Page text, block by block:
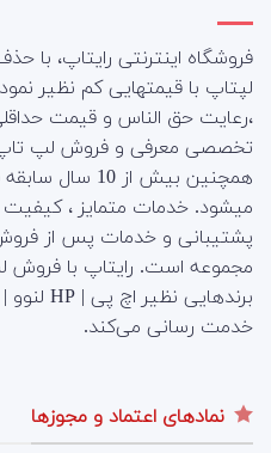
فروشگاه اینترنتی رایتاپ، با
لپتاپ با قیمتهایی کم نظیر
،رعایت حق الناس و قیمت
تخصصی معرفی و فروش لپ
همچنین بیش از
میشود. خدمات متمایز ،
پشتیبانی و خدمات پس از
مجموعه است. رایتاپ با فروش
خدمت رسانی می‌کند.
نمادهای اعتماد و مجوزها